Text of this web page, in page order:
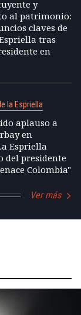
y
al patrimonio:
claves de
tras
en
la Espriella
aplauso a
en
Espriella
del presidente
Colombia"
Ver más